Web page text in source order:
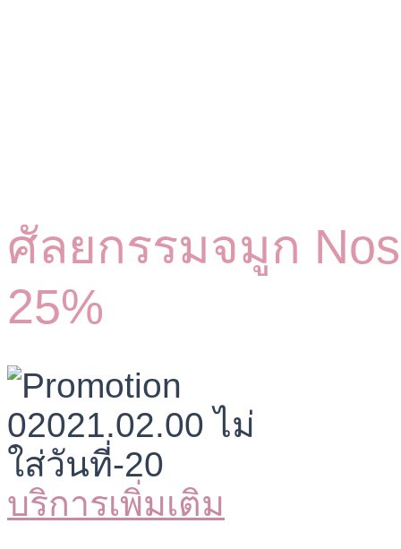
ศัลยกรรมจมูก
25%
บริการเพิ่มเติม